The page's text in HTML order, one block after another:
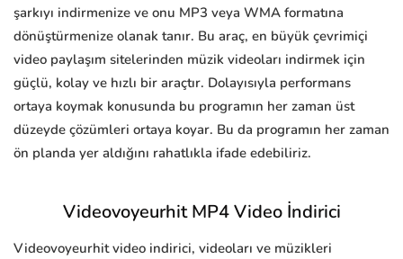
şarkıyı indirmenize ve onu MP3 veya WMA formatına
dönüştürmenize olanak tanır. Bu araç, en büyük çevrimiçi
video paylaşım sitelerinden müzik videoları indirmek için
güçlü, kolay ve hızlı bir araçtır. Dolayısıyla performans
ortaya koymak konusunda bu programın her zaman üst
düzeyde çözümleri ortaya koyar. Bu da programın her zaman
ön planda yer aldığını rahatlıkla ifade edebiliriz.
Videovoyeurhit MP4 Video İndirici
Videovoyeurhit video indirici, videoları ve müzikleri